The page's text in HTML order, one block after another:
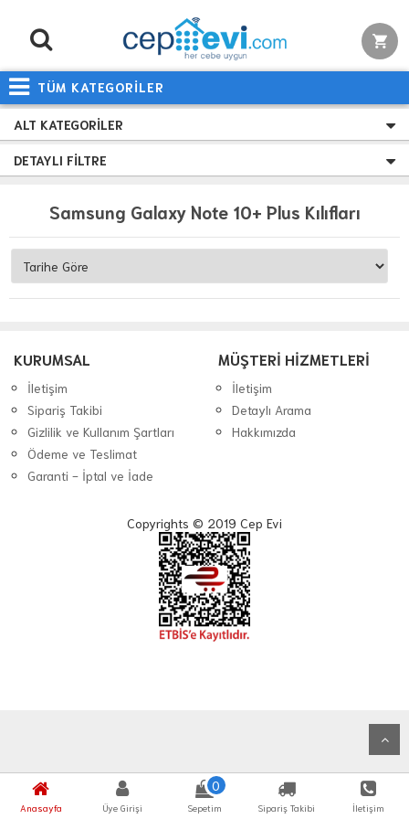
TÜM KATEGORİLER
Anasayfa Üye Girişi
0
Sepetim Sipariş Takibi İletişim
ALT KATEGORILER
DETAYLI FILTRE
Samsung Galaxy Note 10+ Plus Kılıfları
KURUMSAL
İletişim
Sipariş Takibi
Gizlilik ve Kullanım Şartları
Ödeme ve Teslimat
Garanti - İptal ve İade
MÜŞTERİ HİZMETLERİ
İletişim
Detaylı Arama
Hakkımızda
Copyrights © 2019 Cep Evi